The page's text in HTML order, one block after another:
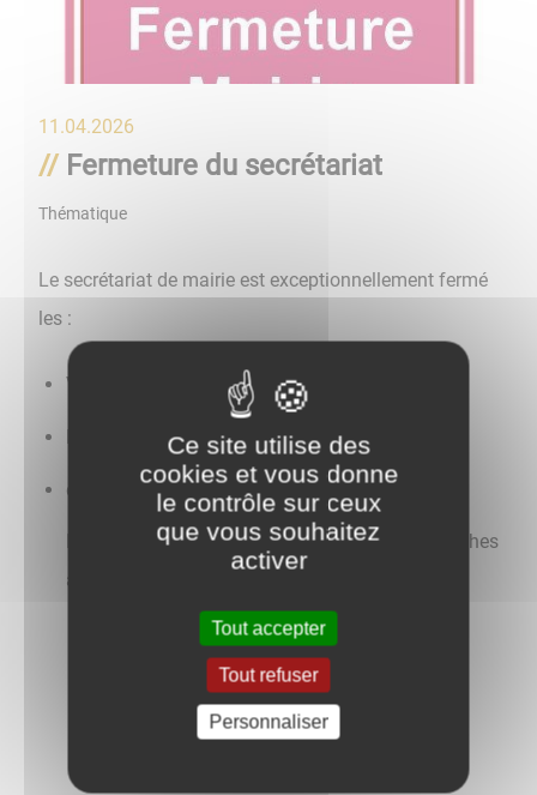
11.04.2026
Fermeture du secrétariat
Thématique
Le secrétariat de mairie est exceptionnellement fermé
les :
Vendredi 19 juin 2026
Lundi 13 juillet 2026
du lundi 27 juillet au vendredi 14 août 2026
Pour votre confort, merci d’anticiper vos démarches
administratives.
Ce site utilise des
cookies et vous donne
le contrôle sur ceux
que vous souhaitez
activer
Tout accepter
Tout refuser
Personnaliser